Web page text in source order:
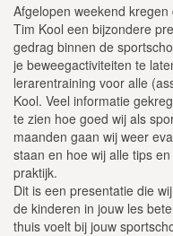
Afgelopen weekend
Tim Kool een bijzondere
gedrag binnen de
je beweegactiviteiten te
lerarentraining voor alle
Kool. Veel informatie
te zien hoe goed wij als
maanden gaan wij weer
staan en hoe wij alle tips
praktijk.
Dit is een presentatie die
de kinderen in jouw les
thuis voelt bij jouw